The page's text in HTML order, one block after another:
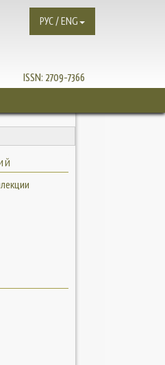
ISSN: 2709-7366
РУС / ENG